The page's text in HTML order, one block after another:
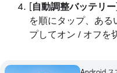
[自動調整バッテリー
を順にタップ、ある
プしてオン / オフを